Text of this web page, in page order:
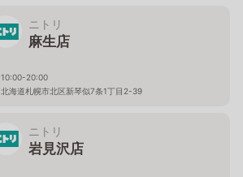
ニトリ
麻生店
10:00-20:00
北海道札幌市北区新琴似7条1丁目2-39
ニトリ
岩見沢店